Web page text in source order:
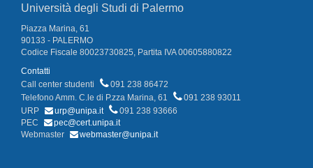
Università degli Studi di Palermo
Piazza Marina, 61
90133 - PALERMO
Codice Fiscale 80023730825, Partita IVA 00605880822
Contatti
Call center studenti
091 238 86472
Telefono Amm. C.le di P.zza Marina, 61
091 238 93011
URP
urp@unipa.it
091 238 93666
PEC
pec@cert.unipa.it
Webmaster
webmaster@unipa.it